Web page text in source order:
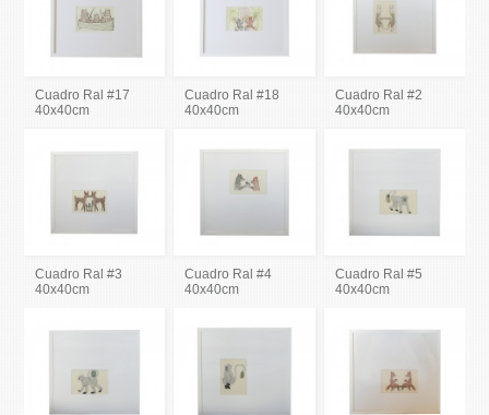
Cuadro Ral #17
40x40cm
Cuadro Ral #18
40x40cm
Cuadro Ral #2
40x40cm
Cuadro Ral #3
40x40cm
Cuadro Ral #4
40x40cm
Cuadro Ral #5
40x40cm